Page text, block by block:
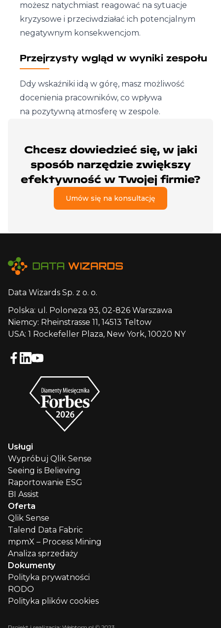
możesz natychmiast reagować na sytuacje
kryzysowe i przeciwdziałać ich potencjalnym
negatywnym konsekwencjom.
Przejrzysty wgląd w wyniki zespołu
Ddy wskaźniki idą w górę, masz możliwość
docenienia pracowników, co wpływa
na pozytywną atmosferę w zespole.
Chcesz dowiedzieć się, w jaki
sposób narzędzie zwiększy
efektywność w Twojej firmie?
Umów się na konsultację
Data Wizards Sp. z o. o.
Polska: ul. Poloneza 93, 02-826 Warszawa
Niemcy: Rheinstrasse 11, 14513 Teltow
USA: 1 Rockefeller Plaza, New York, 10020 NY
Usługi
Wypróbuj Qlik Sense
Seeing is Believing
Raportowanie ESG
BI Assist
Oferta
Qlik Sense
Talend Data Fabric
mpmX – Process Mining
Analiza sprzedaży
Dokumenty
Polityka prywatności
RODO
Polityka plików cookies